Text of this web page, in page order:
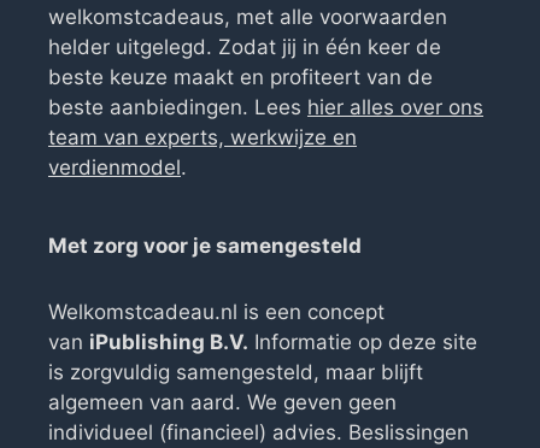
welkomstcadeaus, met alle voorwaarden
helder uitgelegd. Zodat jij in één keer de
beste keuze maakt en profiteert van de
beste aanbiedingen. Lees hier alles over ons
team van experts, werkwijze en
verdienmodel.
Met zorg voor je samengesteld
Welkomstcadeau.nl is een concept
van iPublishing B.V. Informatie op deze site
is zorgvuldig samengesteld, maar blijft
algemeen van aard. We geven geen
individueel (financieel) advies. Beslissingen